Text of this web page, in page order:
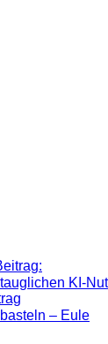
KI-
– Eule